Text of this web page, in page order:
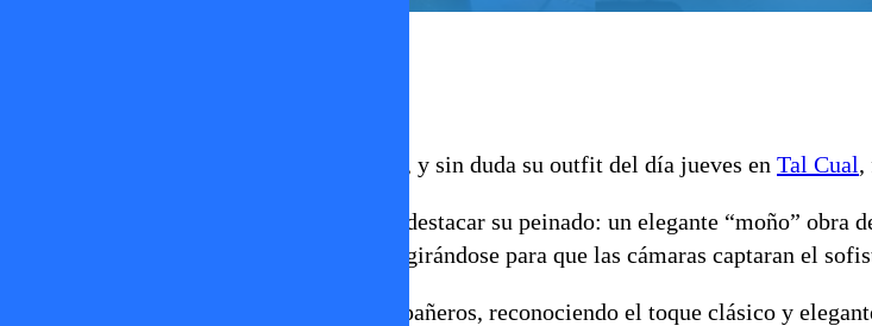
Raquel Argandoña no pasa desapercibida, y sin duda su outfit del día jueves en Tal Cual,
Desde el primer momento, Raquel quiso destacar su peinado: un elegante “moño” obra
el director me muestre mi moño”, pidió, girándose para que las cámaras captaran el
“¡Que bonito peinado!”, dijeron sus compañeros, reconociendo el toque clásico y